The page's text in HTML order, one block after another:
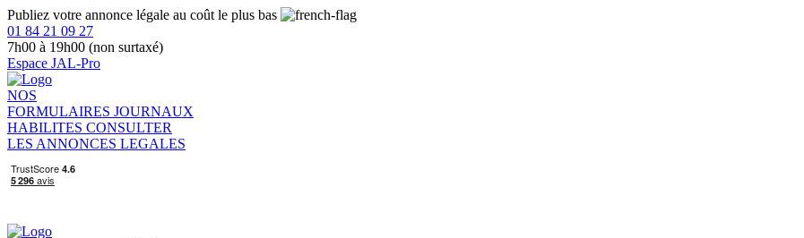
Publiez votre annonce légale au coût le plus bas
01 84 21 09 27
7h00 à 19h00 (non surtaxé)
Espace JAL-Pro
NOS
FORMULAIRES JOURNAUX
HABILITES CONSULTER
LES ANNONCES LEGALES